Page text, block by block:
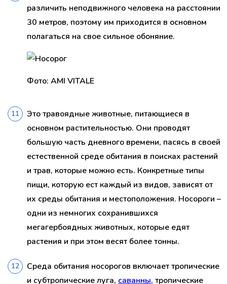
различить неподвижного человека на расстоянии
30 метров, поэтому им приходится в основном
полагаться на свое сильное обоняние.
Фото: AMI VITALE
Это травоядные животные, питающиеся в
основном растительностью. Они проводят
большую часть дневного времени, пасясь в своей
естественной среде обитания в поисках растений
и трав, которые можно есть. Конкретные типы
пищи, которую ест каждый из видов, зависят от
их среды обитания и местоположения. Носороги –
одни из немногих сохранившихся
мегагербоядных животных, которые едят
растения и при этом весят более тонны.
Среда обитания носорогов включает тропические
и субтропические луга, саванны, тропические